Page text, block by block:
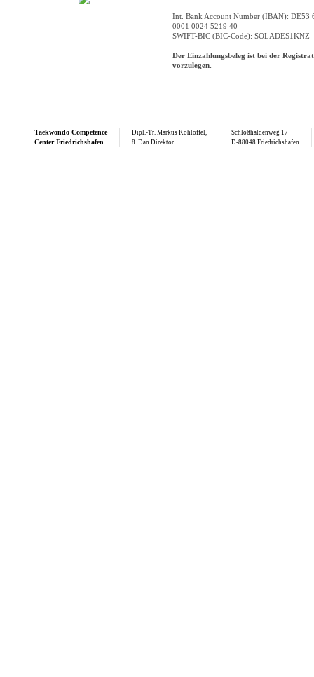
Int. Bank Account Number (IBAN): DE53
0001 0024 5219 40
SWIFT-BIC (BIC-Code): SOLADES1KNZ
Der Einzahlungsbeleg ist bei der
vorzulegen.
Taekwondo Competence
Center Friedrichshafen
Dipl.-Tr. Markus Kohlöffel,
8. Dan Direktor
Schloßhaldenweg 17
D-88048 Friedrichshafen